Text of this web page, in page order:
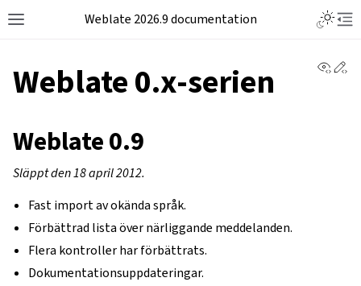
Weblate 2026.9 documentation
Weblate 0.x-serien
Weblate 0.9
Släppt den 18 april 2012.
Fast import av okända språk.
Förbättrad lista över närliggande meddelanden.
Flera kontroller har förbättrats.
Dokumentationsuppdateringar.